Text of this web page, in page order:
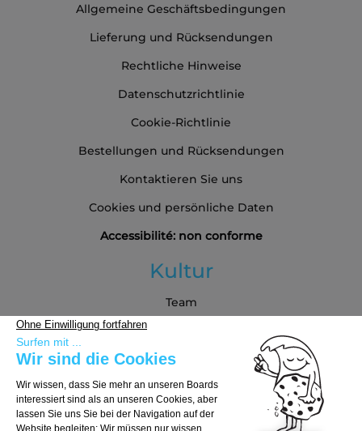
Allgemeine Geschäftsbedingungen
Lieferung und Rücksendungen
Rechtliche Hinweise
Datenschutzrichtlinie
Cookie-Richtlinie
Bestellungen und Rücksendungen
Kontaktieren Sie uns
Cookies und persönliche Daten
Accessibilité: non conforme
Kultur
Team
Partners
Kaufberatung